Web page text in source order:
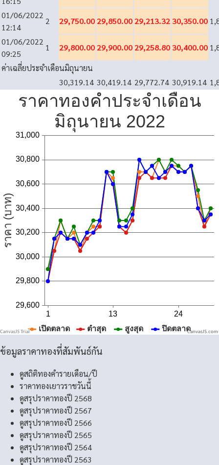
01/06/2022
12:14
2 29,750.00 29,850.00 29,213.32 30,350.00
01/06/2022
09:25
1 29,800.00 29,900.00 29,258.80 30,400.00
ค่าเฉลี่ยประจำเดือนมิถุนายน
30,319.14 30,419.14 29,772.74 30,919.14
CanvasJS.com
ข้อมูลราคาทองที่สัมพันธ์กัน
ดูสถิติทองคำรายเดือน/ปี
ราคาทองเยาวราชวันนี้
ดูสรุปราคาทองปี 2568
ดูสรุปราคาทองปี 2567
ดูสรุปราคาทองปี 2566
ดูสรุปราคาทองปี 2565
ดูสรุปราคาทองปี 2564
ดูสรุปราคาทองปี 2563